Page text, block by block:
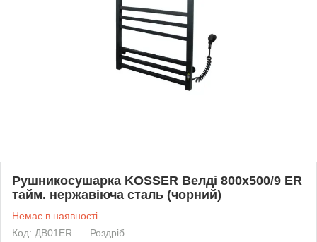
Рушникосушарка KOSSER Велді 800х500/9 ЕR
тайм. нержавіюча сталь (чорний)
Немає в наявності
Код: ДВ01ER
Роздріб